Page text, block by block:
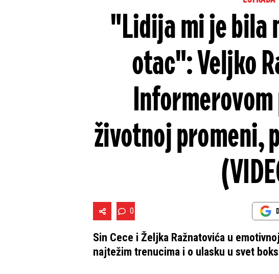
"Lidija mi je bila
otac": Veljko
životnoj promeni,
0
Sin Cece i Željka Ražnatovića u
najtežim trenucima i o ulasku u svet